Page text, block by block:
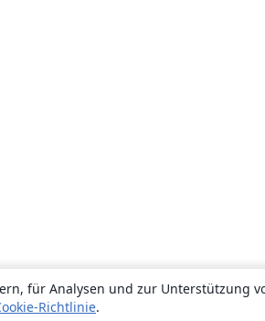
für Analysen und zur Unterstützung
Richtlinie.